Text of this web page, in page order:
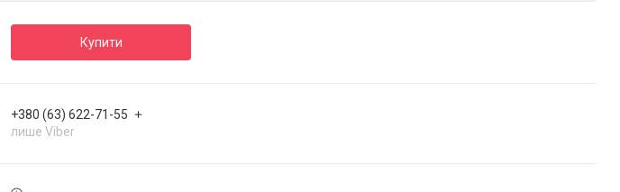
Купити
+380 (63) 622-71-55
лише Viber